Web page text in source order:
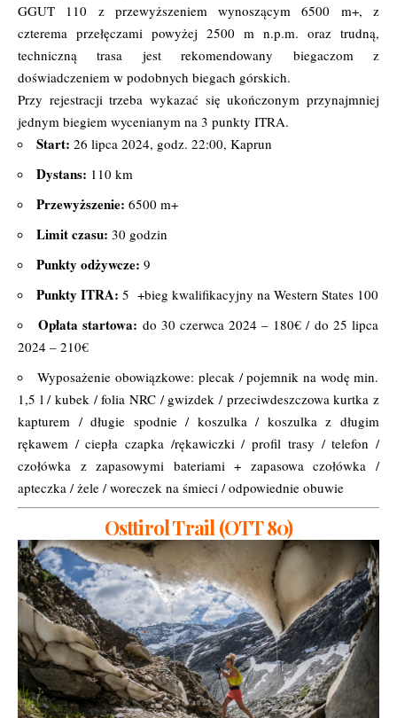
GGUT 110 z przewyższeniem wynoszącym 6500 m+, z
czterema przełęczami powyżej 2500 m n.p.m. oraz trudną,
techniczną trasa jest rekomendowany biegaczom z
doświadczeniem w podobnych biegach górskich.
Przy rejestracji trzeba wykazać się ukończonym przynajmniej
jednym biegiem wycenianym na 3 punkty ITRA.
Start: 26 lipca 2024, godz. 22:00, Kaprun
Dystans: 110 km
Przewyższenie: 6500 m+
Limit czasu: 30 godzin
Punkty odżywcze: 9
Punkty ITRA: 5 +bieg kwalifikacyjny na Western States 100
Opłata startowa: do 30 czerwca 2024 – 180€ / do 25 lipca
2024 – 210€
Wyposażenie obowiązkowe: plecak / pojemnik na wodę min.
1,5 l / kubek / folia NRC / gwizdek / przeciwdeszczowa kurtka z
kapturem / długie spodnie / koszulka / koszulka z długim
rękawem / ciepła czapka /rękawiczki / profil trasy / telefon /
czołówka z zapasowymi bateriami + zapasowa czołówka /
apteczka / żele / woreczek na śmieci / odpowiednie obuwie
Osttirol Trail (OTT 80)